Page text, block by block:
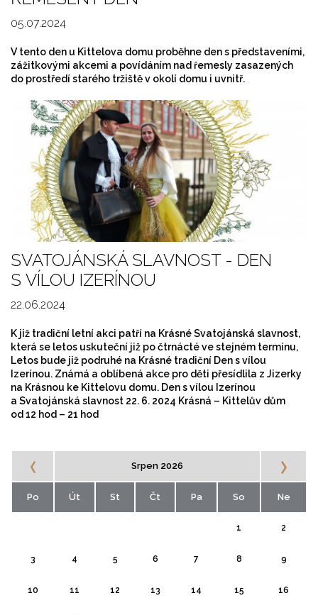
05.07.2024
V tento den u Kittelova domu proběhne den s představeními,
zážitkovými akcemi a povídáním nad řemesly zasazených
do prostředí starého tržiště v okolí domu i uvnitř.
SVATOJÁNSKÁ SLAVNOST - DEN
S VÍLOU IZERÍNOU
22.06.2024
K již tradiční letní akci patří na Krásné Svatojánská slavnost,
která se letos uskuteční již po čtrnácté ve stejném termínu,
Letos bude již podruhé na Krásné tradiční Den s vílou
Izerínou. Známá a oblíbená akce pro děti přesídlila z Jizerky
na Krásnou ke Kittelovu domu. Den s vílou Izerínou
a Svatojánská slavnost 22. 6. 2024 Krásná – Kittelův dům
od 12 hod – 21 hod
Srpen 2026
Po Út St Čt Pa So Ne
1 2
3 4 5 6 7 8 9
10 11 12 13 14 15 16